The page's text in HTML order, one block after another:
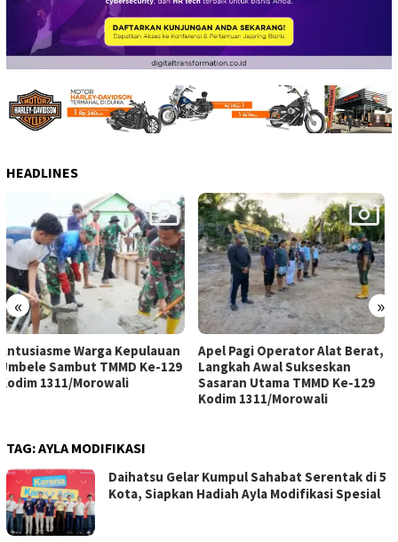
HEADLINES
« »
Apel Pagi Operator Alat Berat,
Langkah Awal Sukseskan
Sasaran Utama TMMD Ke-129
Satgas TMMD Ke-129 Kodim
1311/Morowali Lembur Malam
Kejar Penyelesaian
Pembukaan Jalan
TAG:AYLA MODIFIKASI
Daihatsu Gelar Kumpul Sahabat Serentak di 5
Kota, Siapkan Hadiah Ayla Modifikasi Spesial